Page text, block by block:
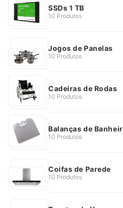
SSDs 1 TB
10 Produtos
Jogos de Panelas
10 Produtos
Cadeiras de Rodas
10 Produtos
Balanças de
10 Produtos
Coifas de Parede
10 Produtos